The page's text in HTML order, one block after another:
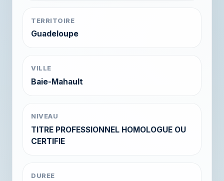
TERRITOIRE
Guadeloupe
VILLE
Baie-Mahault
NIVEAU
TITRE PROFESSIONNEL HOMOLOGUE OU
CERTIFIE
DUREE